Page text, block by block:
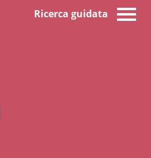
Ricerca guidata